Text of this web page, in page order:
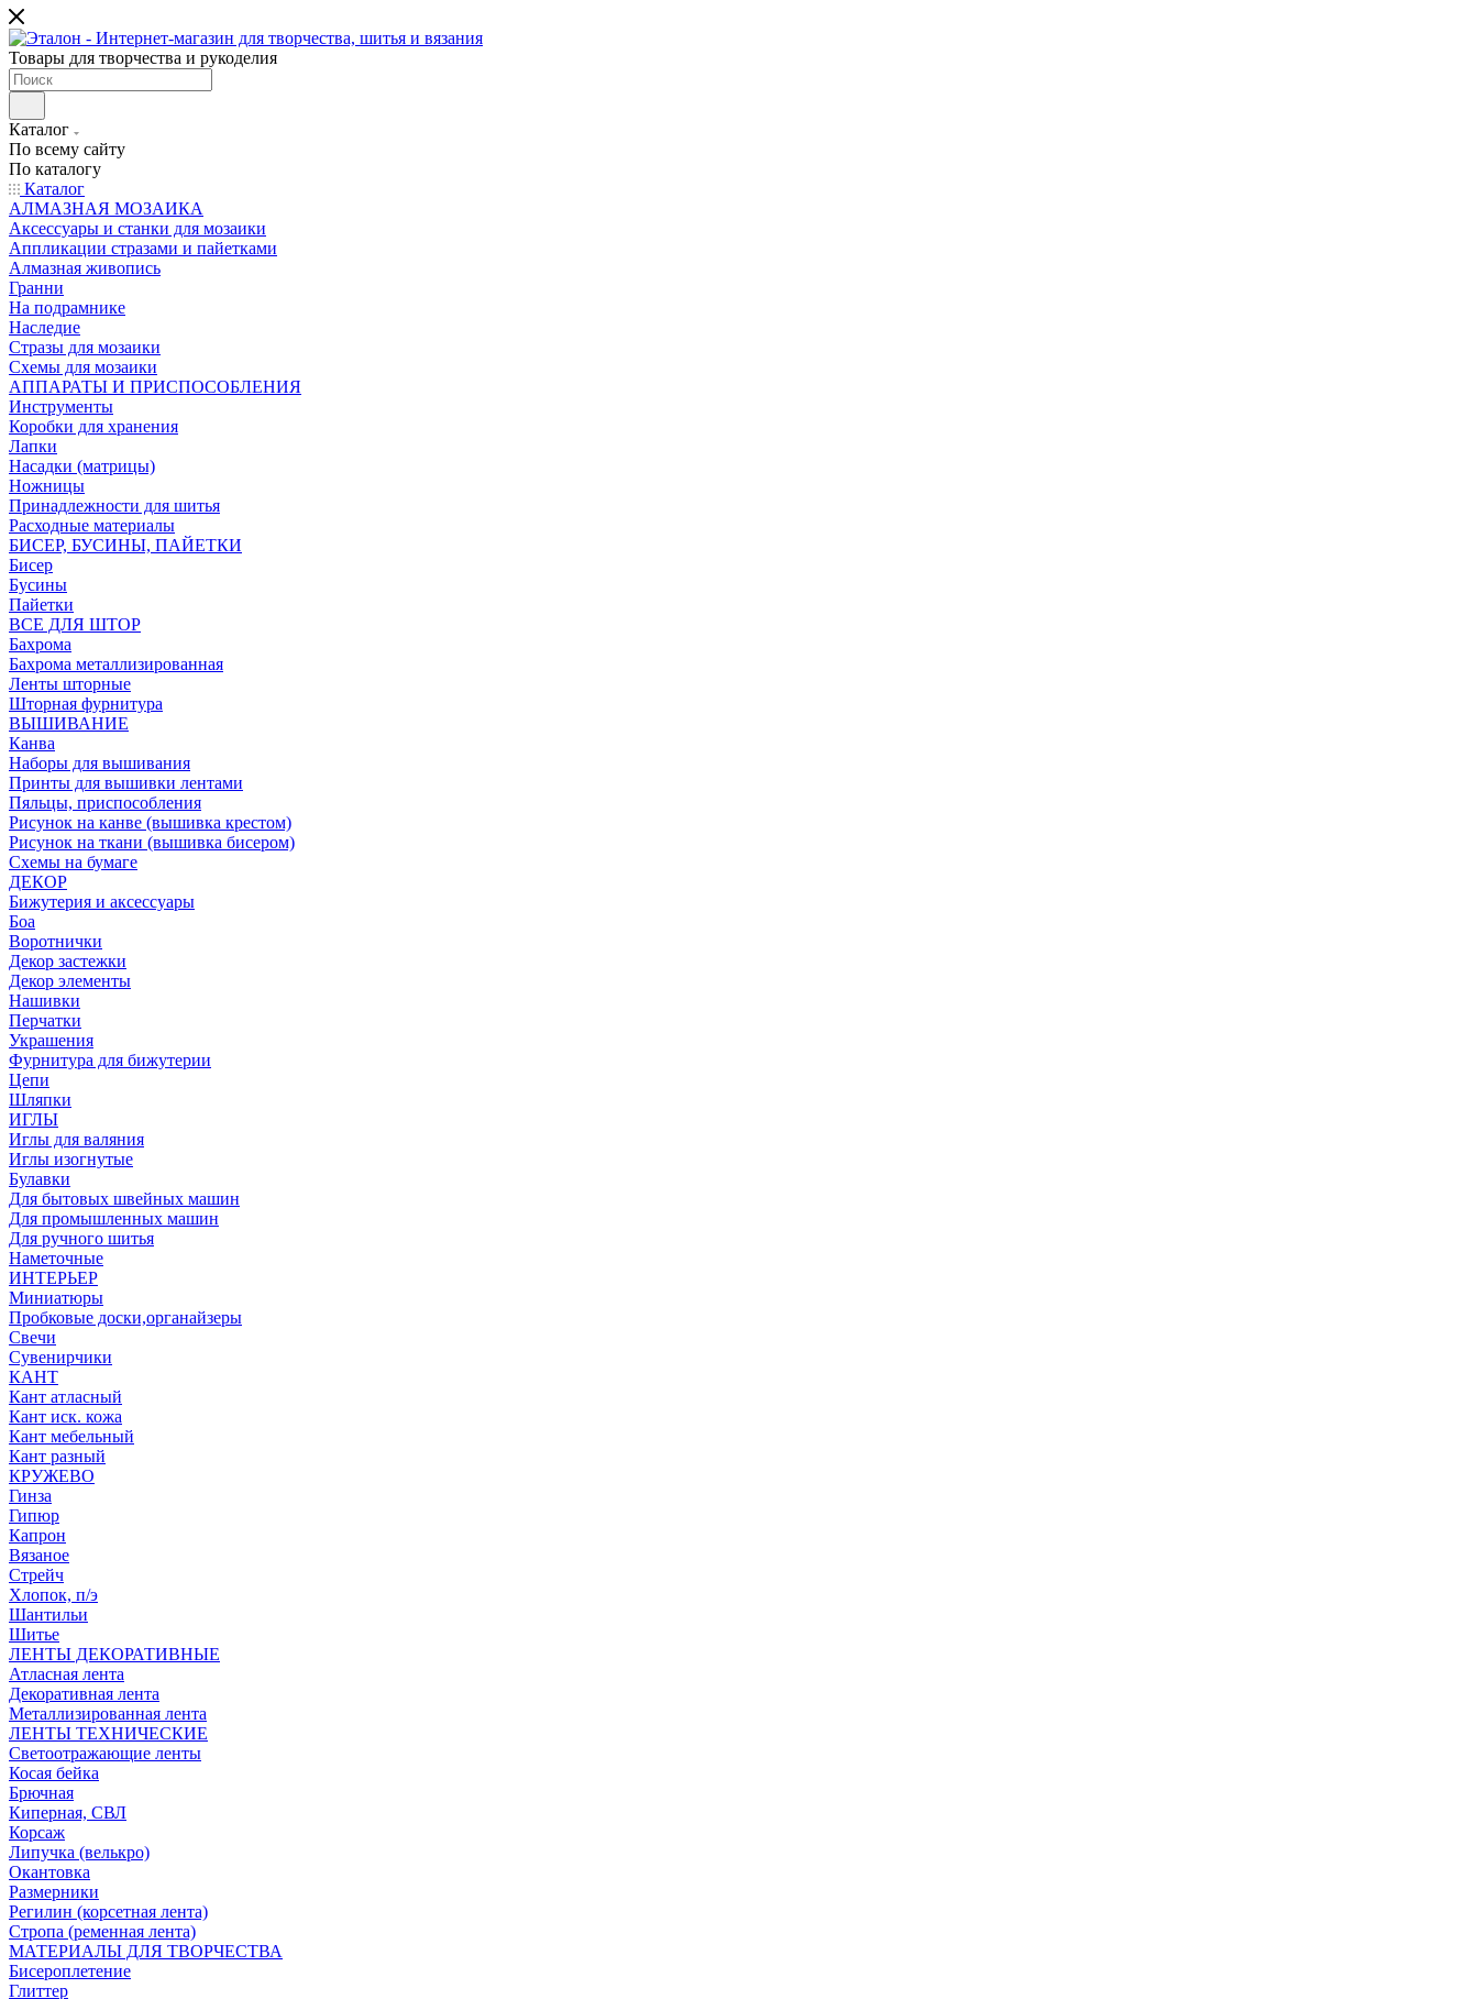
Товары для творчества и рукоделия
Каталог
По всему сайту
По каталогу
Каталог
АЛМАЗНАЯ МОЗАИКА
Аксессуары и станки для мозаики
Аппликации стразами и пайетками
Алмазная живопись
Гранни
На подрамнике
Наследие
Стразы для мозаики
Схемы для мозаики
АППАРАТЫ И ПРИСПОСОБЛЕНИЯ
Инструменты
Коробки для хранения
Лапки
Насадки (матрицы)
Ножницы
Принадлежности для шитья
Расходные материалы
БИСЕР, БУСИНЫ, ПАЙЕТКИ
Бисер
Бусины
Пайетки
ВСЕ ДЛЯ ШТОР
Бахрома
Бахрома металлизированная
Ленты шторные
Шторная фурнитура
ВЫШИВАНИЕ
Канва
Наборы для вышивания
Принты для вышивки лентами
Пяльцы, приспособления
Рисунок на канве (вышивка крестом)
Рисунок на ткани (вышивка бисером)
Схемы на бумаге
ДЕКОР
Бижутерия и аксессуары
Боа
Воротнички
Декор застежки
Декор элементы
Нашивки
Перчатки
Украшения
Фурнитура для бижутерии
Цепи
Шляпки
ИГЛЫ
Иглы для валяния
Иглы изогнутые
Булавки
Для бытовых швейных машин
Для промышленных машин
Для ручного шитья
Наметочные
ИНТЕРЬЕР
Миниатюры
Пробковые доски,органайзеры
Свечи
Сувенирчики
КАНТ
Кант атласный
Кант иск. кожа
Кант мебельный
Кант разный
КРУЖЕВО
Гинза
Гипюр
Капрон
Вязаное
Стрейч
Хлопок, п/э
Шантильи
Шитье
ЛЕНТЫ ДЕКОРАТИВНЫЕ
Атласная лента
Декоративная лента
Металлизированная лента
ЛЕНТЫ ТЕХНИЧЕСКИЕ
Светоотражающие ленты
Косая бейка
Брючная
Киперная, СВЛ
Корсаж
Липучка (велькро)
Окантовка
Размерники
Регилин (корсетная лента)
Стропа (ременная лента)
МАТЕРИАЛЫ ДЛЯ ТВОРЧЕСТВА
Бисероплетение
Глиттер